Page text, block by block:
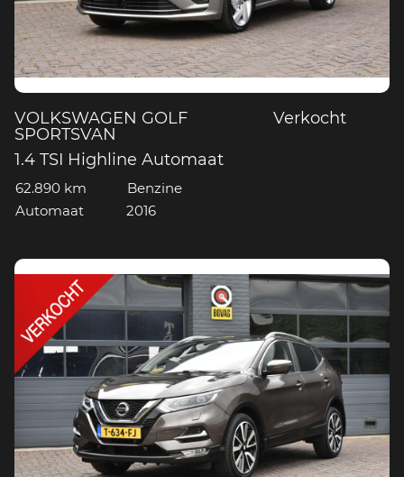
VOLKSWAGEN GOLF
SPORTSVAN
1.4 TSI Highline Automaat
Verkocht
62.890 km
Benzine
Automaat
2016